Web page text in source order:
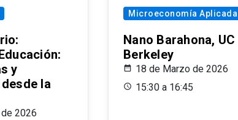
y
la
2026
Microeconomía Aplicada
Nano Barahona, UC
Berkeley
18 de Marzo de 2026
15:30 a 16:45